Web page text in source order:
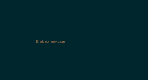
Elektronenwagen